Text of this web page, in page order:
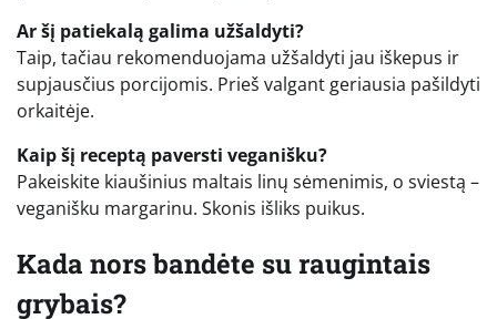
Ar šį patiekalą galima užšaldyti?
Taip, tačiau rekomenduojama užšaldyti jau iškepus ir
supjausčius porcijomis. Prieš valgant geriausia pašildyti
orkaitėje.
Kaip šį receptą paversti veganišku?
Pakeiskite kiaušinius maltais linų sėmenimis, o sviestą –
veganišku margarinu. Skonis išliks puikus.
Kada nors bandėte su raugintais
grybais?